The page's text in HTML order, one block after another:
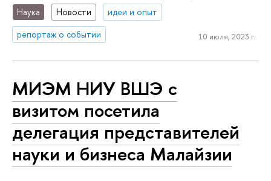
Наука Новости
идеи и опыт
репортаж о событии
10 июля, 2023 г.
МИЭМ НИУ ВШЭ с
визитом посетила
делегация представителей
науки и бизнеса Малайзии